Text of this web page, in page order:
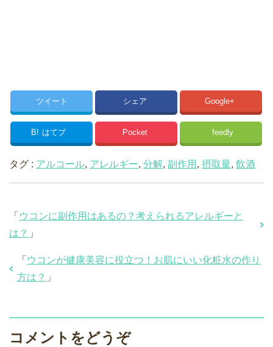
ツイート シェア Google+
B! はてブ Pocket feedly
タグ : アルコール, アレルギー, 分解, 副作用 , 摂取量, 飲酒
「 ウコンに副作用はあるの？考えられるアレルギーと
は？ 」
「 ウコンが健康美容に役立つ！お肌にいい化粧水の作り
方は？ 」
コメントをどうぞ